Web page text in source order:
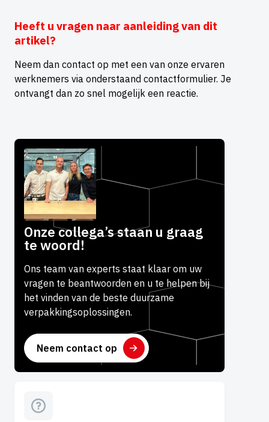
Heeft u vragen naar aanleiding van dit
artikel?
Neem dan contact op met een van onze ervaren
werknemers via onderstaand contactformulier. Je
ontvangt dan zo snel mogelijk een reactie.
Onze collega’s staan u graag
te woord!
Ons team van experts staat klaar om uw
vragen te beantwoorden en u te helpen bij
het vinden van de beste duurzame
verpakkingsoplossingen.
Neem contact op